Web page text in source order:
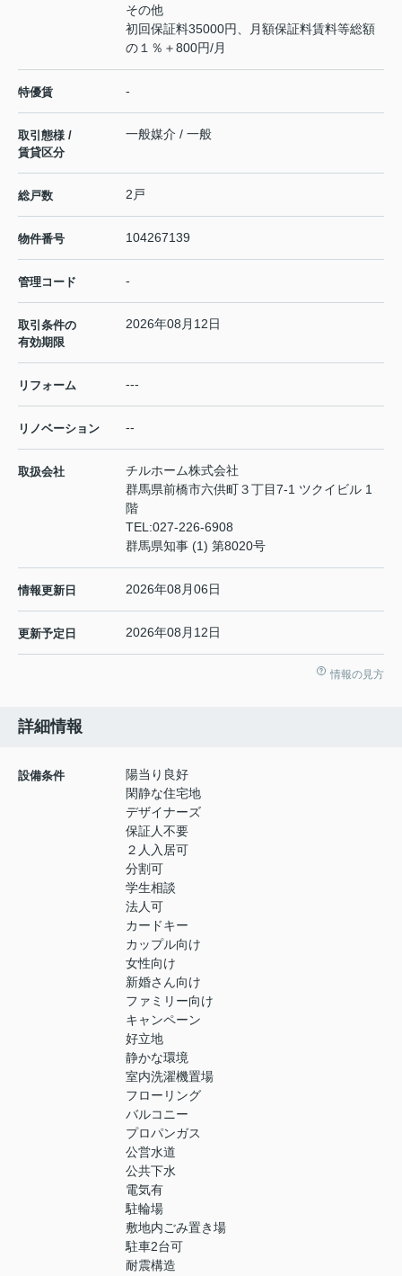
その他
初回保証料35000円、月額保証料賃料等総額
の１％＋800円/月
特優賃 -
取引態様 /
賃貸区分
一般媒介 / 一般
総戸数 2戸
物件番号 104267139
管理コード -
取引条件の
有効期限
2026年08月12日
リフォーム ---
リノベーション --
取扱会社
チルホーム株式会社
群馬県前橋市六供町３丁目7-1 ツクイビル 1
階
TEL:027-226-6908
群馬県知事 (1) 第8020号
情報更新日 2026年08月06日
更新予定日 2026年08月12日
情報の見方
詳細情報
設備条件
陽当り良好
閑静な住宅地
デザイナーズ
保証人不要
２人入居可
分割可
学生相談
法人可
カードキー
カップル向け
女性向け
新婚さん向け
ファミリー向け
キャンペーン
好立地
静かな環境
室内洗濯機置場
フローリング
バルコニー
プロパンガス
公営水道
公共下水
電気有
駐輪場
敷地内ごみ置き場
駐車2台可
耐震構造